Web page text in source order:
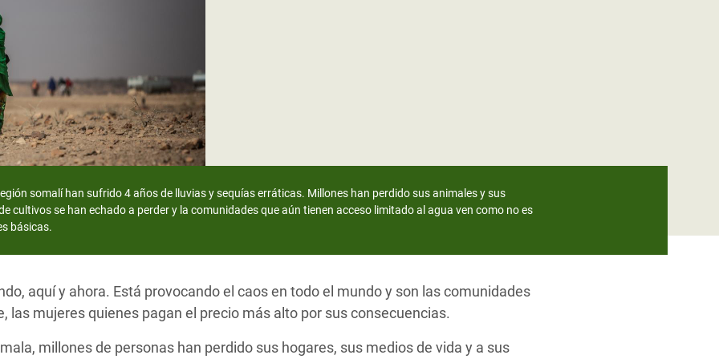
Climática y Alimentaria
Oriental
Personas Refugiadas
del Sur
Refugiados Rohinyá
Yemen
somalí han sufrido 4 años de lluvias y sequías erráticas. Millones han perdido sus animales y sus
cultivos se han echado a perder y la comunidades que aún tienen acceso limitado al agua ven como no es
básicas.
aquí y ahora. Está provocando el caos en todo el mundo y son las comunidades
las mujeres quienes pagan el precio más alto por sus consecuencias.
millones de personas han perdido sus hogares, sus medios de vida y a sus